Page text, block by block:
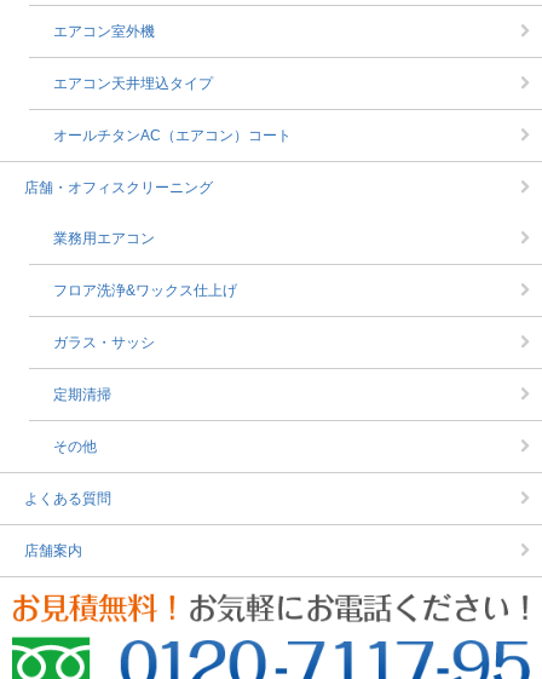
エアコン室外機
エアコン天井埋込タイプ
オールチタンAC（エアコン）コート
店舗・オフィスクリーニング
業務用エアコン
フロア洗浄&ワックス仕上げ
ガラス・サッシ
定期清掃
その他
よくある質問
店舗案内